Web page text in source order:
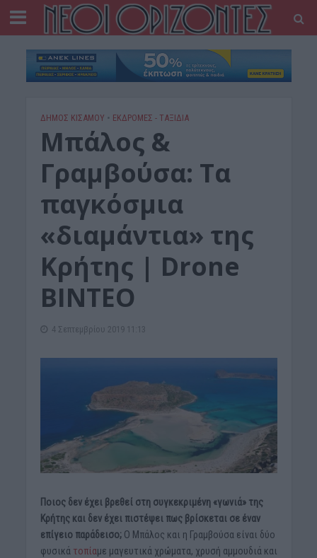
ΔΉΜΟΣ ΚΙΣΆΜΟΥ • ΕΚΔΡΟΜΈΣ - ΤΑΞΊΔΙΑ
Μπάλος &
Γραμβούσα: Τα
παγκόσμια
«διαμάντια» της
Κρήτης | Drone
ΒΙΝΤΕΟ
4 Σεπτεμβρίου 2019 11:13
Ποιος δεν έχει βρεθεί στη συγκεκριμένη «γωνιά» της
Κρήτης και δεν έχει πιστέψει πως βρίσκεται σε έναν
επίγειο παράδεισο;Ο Μπάλος και η Γραμβούσα είναι δύο
φυσικά τοπίαμε μαγευτικά χρώματα, χρυσή αμμουδιά και